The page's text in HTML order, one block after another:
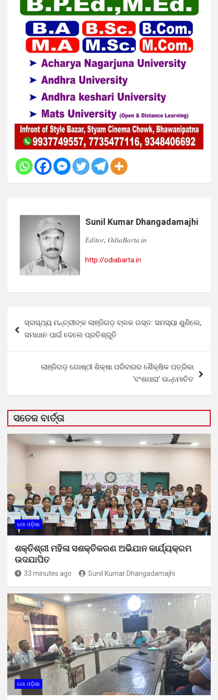
Sunil Kumar Dhangadamajhi
𝐸𝑑𝑖𝑡𝑜𝑟, 𝑂𝑑𝑖𝑎𝐵𝑎𝑟𝑡𝑎.𝑖𝑛
http://odiabarta.in
navigation
ସ୍ବାସ୍ଥ୍ୟ ମନ୍ତ୍ରୀଙ୍କ ଲାଞ୍ଜିଗଡ଼ ବ୍ଲକ ଗସ୍ତ: ସମସ୍ୟା ଶୁଣିଲେ,
ସମାଧାନ ପାଇଁ ଦେଲେ ପ୍ରତିଶ୍ରୁତି
ଲାଞ୍ଜିଗଡ଼ ଗୋଷ୍ଠୀ ଶିକ୍ଷା ପରିବାରର ଶୈକ୍ଷିକ ପତ୍ରିକା
‘ବଂଶଧାରା’ ଉନ୍ମୋଚିତ
ସତେଜ ବାର୍ତ୍ତା
ମୋ ଓଡ଼ିଶା
ଶକ୍ତିଶ୍ରୀ ମହିଳା ସଶକ୍ତିକରଣ ଅଭିଯାନ କାର୍ଯ୍ୟକ୍ରମ
ଉଦଯାପିତ
33 minutes ago Sunil Kumar Dhangadamajhi
ମୋ ଓଡ଼ିଶା